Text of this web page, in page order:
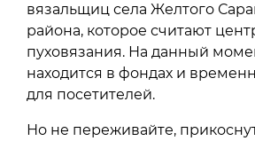
вязальщиц села Желтого
района, которое считают
пуховязания. На данный
находится в фондах и
для посетителей.
Но не переживайте,